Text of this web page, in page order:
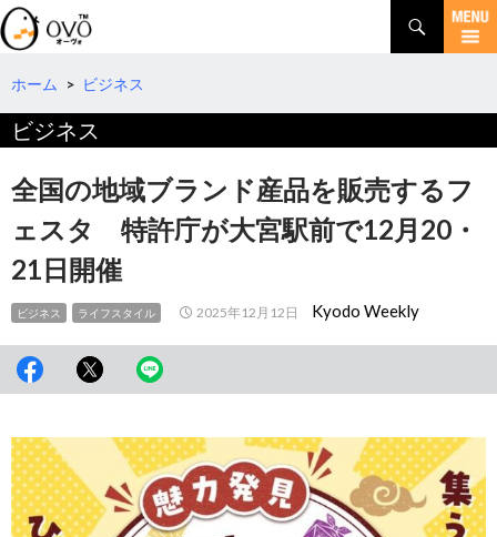
検
索
コ
テ
へ
動
ホーム > ビジネス
ビジネス
全国の地域ブランド産品を販売するフ
ェスタ 特許庁が大宮駅前で12月20・
21日開催
ビジネス ライフスタイル 2025年12月12日 Kyodo Weekly